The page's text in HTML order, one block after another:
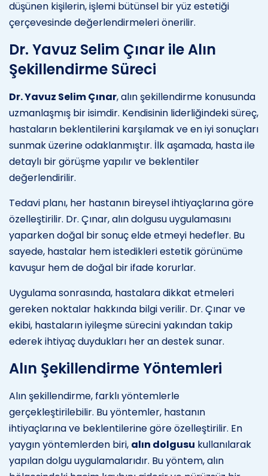
düşünen kişilerin, işlemi bütünsel bir yüz estetiği
çerçevesinde değerlendirmeleri önerilir.
Dr. Yavuz Selim Çınar ile Alın
Şekillendirme Süreci
Dr. Yavuz Selim Çınar, alın şekillendirme konusunda
uzmanlaşmış bir isimdir. Kendisinin liderliğindeki süreç,
hastaların beklentilerini karşılamak ve en iyi sonuçları
sunmak üzerine odaklanmıştır. İlk aşamada, hasta ile
detaylı bir görüşme yapılır ve beklentiler
değerlendirilir.
Tedavi planı, her hastanın bireysel ihtiyaçlarına göre
özelleştirilir. Dr. Çınar, alın dolgusu uygulamasını
yaparken doğal bir sonuç elde etmeyi hedefler. Bu
sayede, hastalar hem istedikleri estetik görünüme
kavuşur hem de doğal bir ifade korurlar.
Uygulama sonrasında, hastalara dikkat etmeleri
gereken noktalar hakkında bilgi verilir. Dr. Çınar ve
ekibi, hastaların iyileşme sürecini yakından takip
ederek ihtiyaç duydukları her an destek sunar.
Alın Şekillendirme Yöntemleri
Alın şekillendirme, farklı yöntemlerle
gerçekleştirilebilir. Bu yöntemler, hastanın
ihtiyaçlarına ve beklentilerine göre özelleştirilir. En
yaygın yöntemlerden biri, alın dolgusu kullanılarak
yapılan dolgu uygulamalarıdır. Bu yöntem, alın